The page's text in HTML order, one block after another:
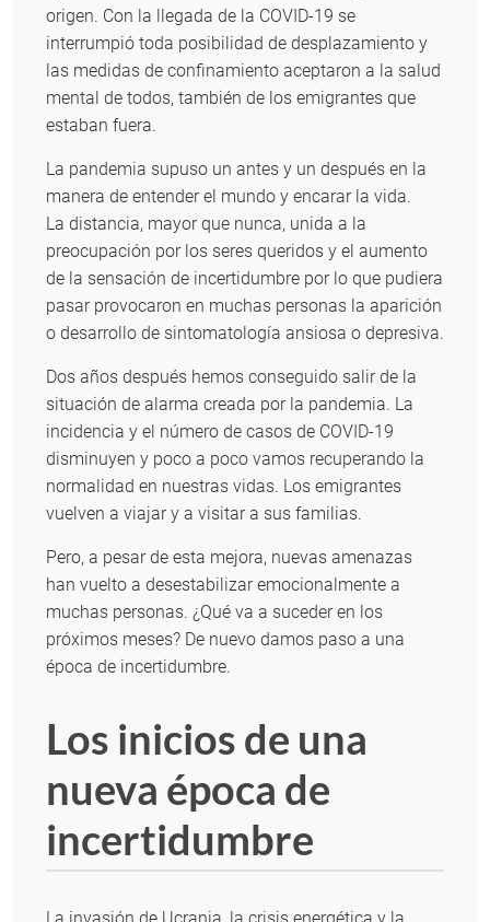
origen. Con la llegada de la COVID-19 se
interrumpió toda posibilidad de desplazamiento y
las medidas de confinamiento aceptaron a la salud
mental de todos, también de los emigrantes que
estaban fuera.
La pandemia supuso un antes y un después en la
manera de entender el mundo y encarar la vida.
La distancia, mayor que nunca, unida a la
preocupación por los seres queridos y el aumento
de la sensación de incertidumbre por lo que pudiera
pasar provocaron en muchas personas la aparición
o desarrollo de sintomatología ansiosa o depresiva.
Dos años después hemos conseguido salir de la
situación de alarma creada por la pandemia. La
incidencia y el número de casos de COVID-19
disminuyen y poco a poco vamos recuperando la
normalidad en nuestras vidas. Los emigrantes
vuelven a viajar y a visitar a sus familias.
Pero, a pesar de esta mejora, nuevas amenazas
han vuelto a desestabilizar emocionalmente a
muchas personas. ¿Qué va a suceder en los
próximos meses? De nuevo damos paso a una
época de incertidumbre.
Los inicios de una
nueva época de
incertidumbre